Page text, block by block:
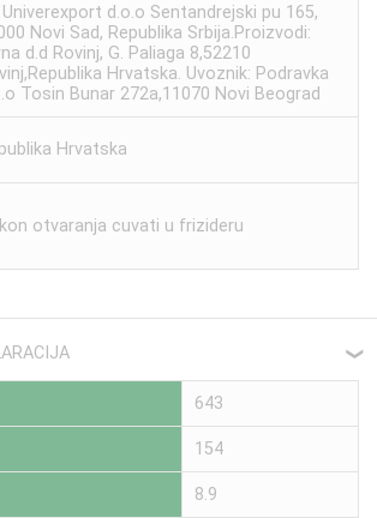
d.o.o Sentandrejski pu 165,
Novi Sad, Republika Srbija.Proizvodi:
d.d Rovinj, G. Paliaga 8,52210
Hrvatska. Uvoznik: Podravka
Tosin Bunar 272a,11070 Novi Beograd
Hrvatska
otvaranja cuvati u frizideru
❮
643
154
8.9